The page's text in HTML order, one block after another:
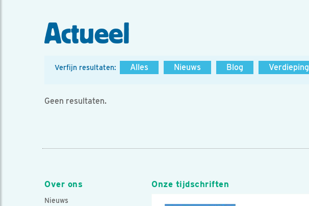
Actueel
Verfijn resultaten: Alles Nieuws Blog Verdieping
Geen resultaten.
Over ons
Nieuws
Onze tijdschriften